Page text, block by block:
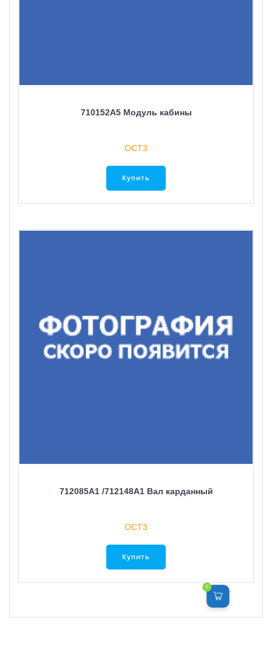
710152A5 Модуль кабины
ОСТ3
Купить
712085A1 /712148A1 Вал карданный
ОСТ3
Купить
0